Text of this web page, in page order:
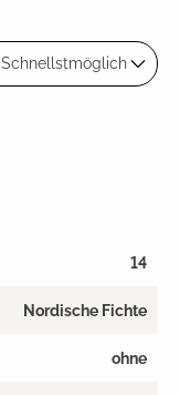
Schnellstmöglich
14
Nordische Fichte
ohne